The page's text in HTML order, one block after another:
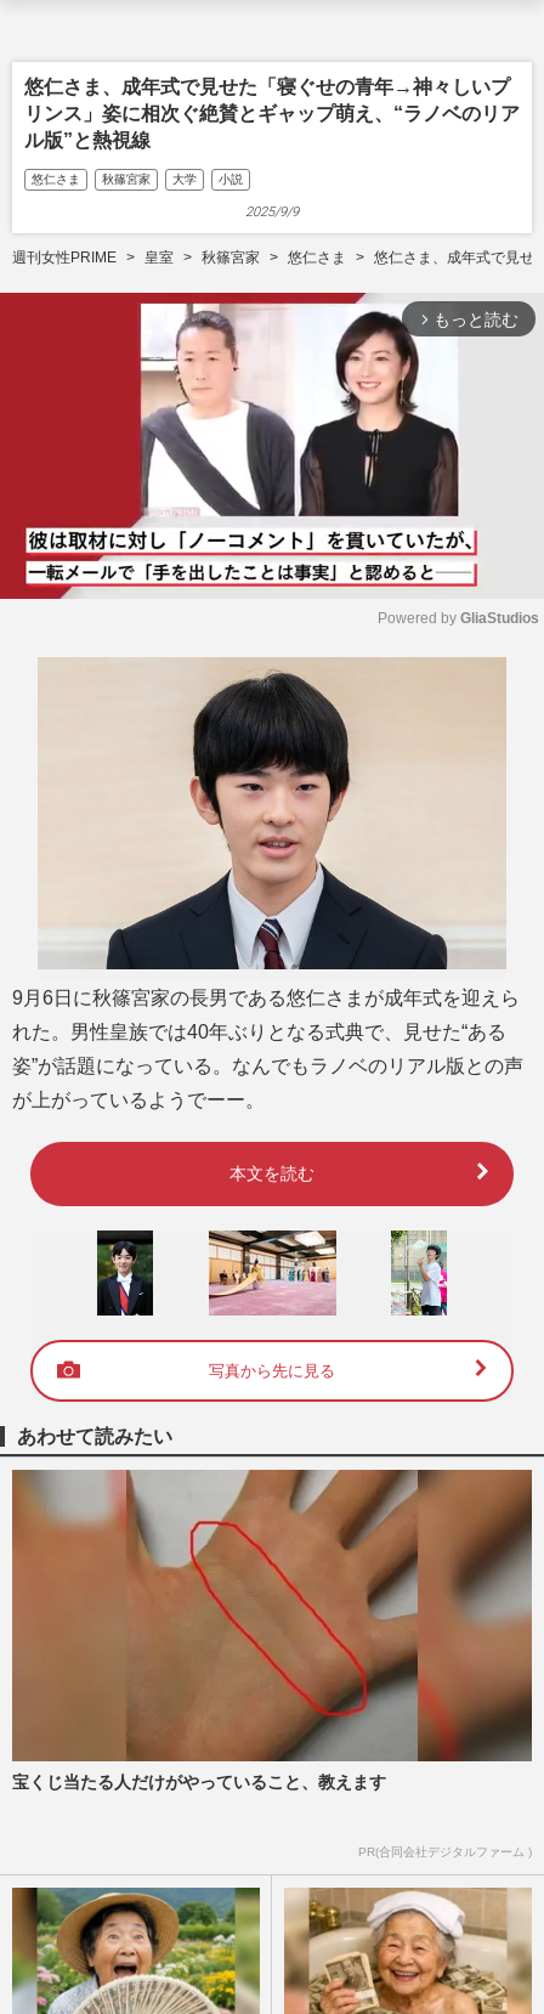
悠仁さま、成年式で見せた「寝ぐせの青年→神々しいプ
リンス」姿に相次ぐ絶賛とギャップ萌え、“ラノベのリア
ル版”と熱視線
悠仁さま 秋篠宮家 大学 小説
2025/9/9
週刊女性PRIME 皇室 秋篠宮家 悠仁さま 悠仁さま、成年式で見せ
arrow_forward_ios もっと読む
Powered by GliaStudios
9月6日に秋篠宮家の長男である悠仁さまが成年式を迎えら
れた。男性皇族では40年ぶりとなる式典で、見せた“ある
姿”が話題になっている。なんでもラノベのリアル版との声
が上がっているようでーー。
本文を読む
写真から先に見る
あわせて読みたい
宝くじ当たる人だけがやっていること、教えます
PR(合同会社デジタルファーム )